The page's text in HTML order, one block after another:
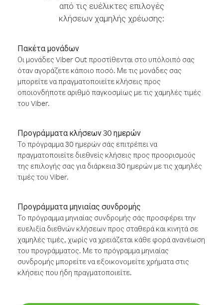
από τις ευέλικτες επιλογές
κλήσεων χαμηλής χρέωσης:
Πακέτα μονάδων
Οι μονάδες Viber Out προστίθενται στο υπόλοιπό σας
όταν αγοράζετε κάποιο ποσό. Με τις μονάδες σας
μπορείτε να πραγματοποιείτε κλήσεις προς
οποιονδήποτε αριθμό παγκοσμίως με τις χαμηλές τιμές
του Viber.
Προγράμματα κλήσεων 30 ημερών
Το πρόγραμμα 30 ημερών σάς επιτρέπει να
πραγματοποιείτε διεθνείς κλήσεις προς προορισμούς
της επιλογής σας για διάρκεια 30 ημερών με τις χαμηλές
τιμές του Viber.
Προγράμματα μηνιαίας συνδρομής
Το πρόγραμμα μηνιαίας συνδρομής σάς προσφέρει την
ευελιξία διεθνών κλήσεων προς σταθερά και κινητά σε
χαμηλές τιμές, χωρίς να χρειάζεται κάθε φορά ανανέωση
του προγράμματος. Με το πρόγραμμα μηνιαίας
συνδρομής μπορείτε να εξοικονομείτε χρήματα στις
κλήσεις που ήδη πραγματοποιείτε.